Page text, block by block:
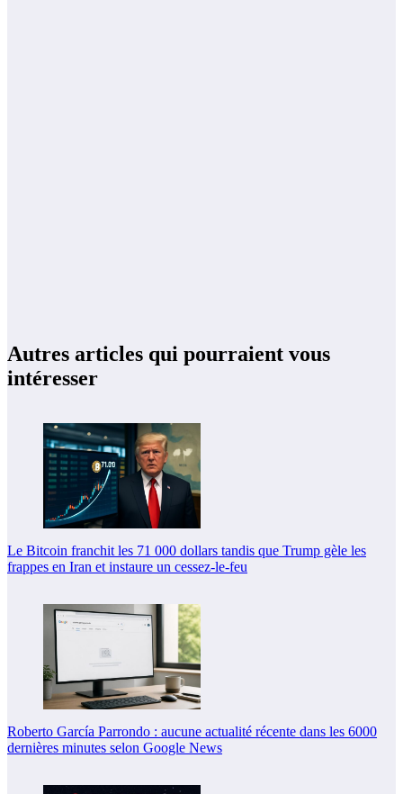
Autres articles qui pourraient vous
intéresser
Le Bitcoin franchit les 71 000 dollars tandis que Trump gèle les
frappes en Iran et instaure un cessez-le-feu
Roberto García Parrondo : aucune actualité récente dans les 6000
dernières minutes selon Google News